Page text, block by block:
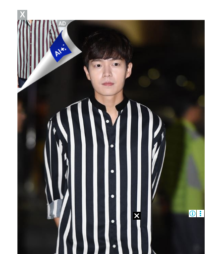
'나솔' 24기 옥순, 출연료 미지급 폭로 "1년 넘게…
X